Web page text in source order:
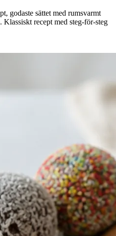
godaste sättet med rumsvarmt
recept med steg-för-steg